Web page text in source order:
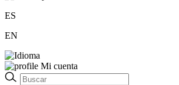
ES
EN
Mi cuenta